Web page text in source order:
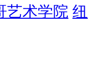
艺术学院 纽